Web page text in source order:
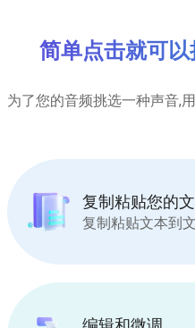
简单点击就可
为了您的音频挑选一种声音,
复制粘贴您的
复制粘贴文本到